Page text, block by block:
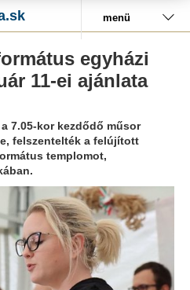
menü
egyházi
11-ei ajánlata
7.05-kor kezdődő műsor
felszentelték a felújított
templomot,